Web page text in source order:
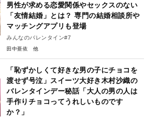
男性が求める恋愛関係やセックスのない
「友情結婚」とは？ 専門の結婚相談所や
マッチングアプリも登場
みんなのバレンタイン#7
田中亜依
「恥ずかしくて好きな男の子にチョコを
渡せず号泣」スイーツ大好き木村沙織の
バレンタインデー秘話「大人の男の人は
手作りチョコってうれしいものです
か？」